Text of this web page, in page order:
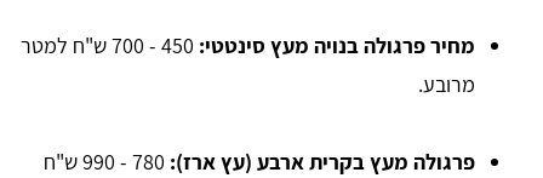
מחיר פרגולה בנויה מעץ סינטטי:
450 - 700 ש"ח למטר
מרובע.
פרגולה מעץ בקרית ארבע (עץ ארז):
780 - 990 ש"ח